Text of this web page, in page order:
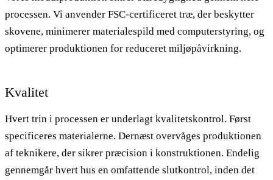
processen. Vi anvender FSC-certificeret træ, der beskytter
skovene, minimerer materialespild med computerstyring, og
optimerer produktionen for reduceret miljøpåvirkning.
Kvalitet
Hvert trin i processen er underlagt kvalitetskontrol. Først
specificeres materialerne. Dernæst overvåges produktionen
af teknikere, der sikrer præcision i konstruktionen. Endelig
gennemgår hvert hus en omfattende slutkontrol, inden det